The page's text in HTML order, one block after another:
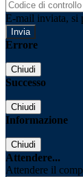
E-mail inviata, si
Errore
Chiudi
Successo
Chiudi
Informazione
Chiudi
Attendere...
Attendere il